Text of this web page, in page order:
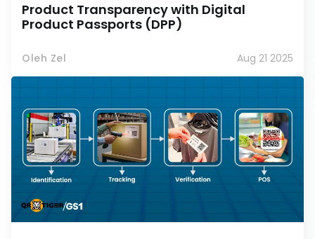
Product Transparency with Digital
Product Passports (DPP)
Oleh Zel Aug 21 2025